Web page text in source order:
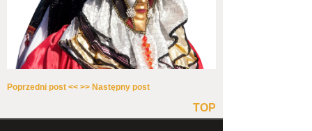
Poprzedni post << >> Następny post
TOP